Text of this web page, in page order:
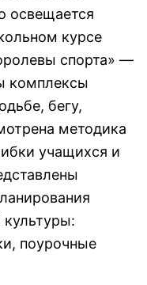
освещается
курсе
спорта» —
комплексы
бегу,
методика
учащихся и
культуры:
поурочные